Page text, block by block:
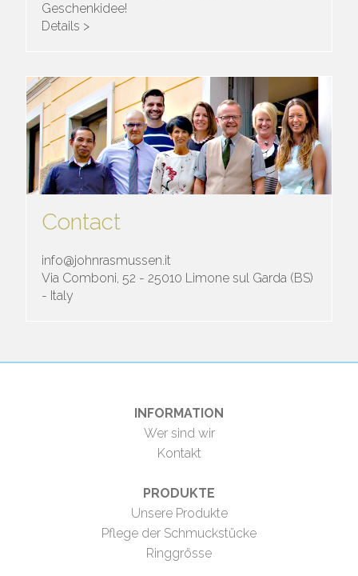
Geschenkidee!
Details >
Contact
info@johnrasmussen.it
Via Comboni, 52 - 25010 Limone sul Garda (BS)
- Italy
INFORMATION
Wer sind wir
Kontakt
PRODUKTE
Unsere Produkte
Pflege der Schmuckstücke
Ringgrösse